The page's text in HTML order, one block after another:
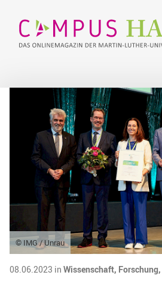
© IMG / Unrau
08.06.2023 in Wissenschaft, Forschung,